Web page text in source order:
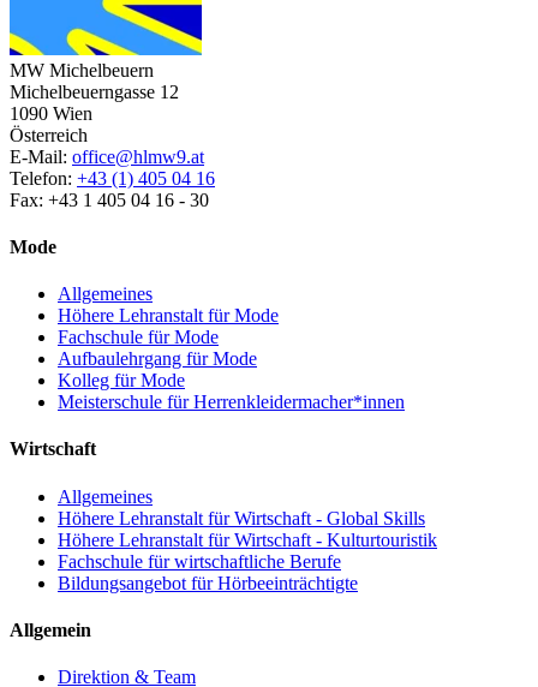
MW Michelbeuern
Michelbeuerngasse 12
1090 Wien
Österreich
E-Mail: office@hlmw9.at
Telefon: +43 (1) 405 04 16
Fax: +43 1 405 04 16 - 30
Mode
Allgemeines
Höhere Lehranstalt für Mode
Fachschule für Mode
Aufbaulehrgang für Mode
Kolleg für Mode
Meisterschule für Herrenkleidermacher*innen
Wirtschaft
Allgemeines
Höhere Lehranstalt für Wirtschaft - Global Skills
Höhere Lehranstalt für Wirtschaft - Kulturtouristik
Fachschule für wirtschaftliche Berufe
Bildungsangebot für Hörbeeinträchtigte
Allgemein
Direktion & Team